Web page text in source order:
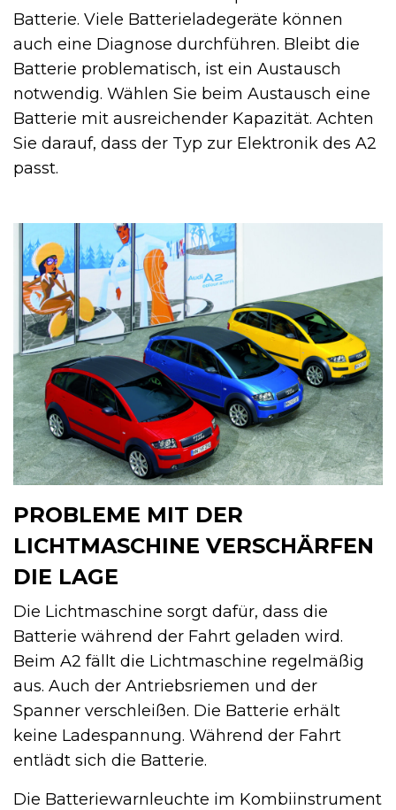
Batterie. Viele Batterieladegeräte können
auch eine Diagnose durchführen. Bleibt die
Batterie problematisch, ist ein Austausch
notwendig. Wählen Sie beim Austausch eine
Batterie mit ausreichender Kapazität. Achten
Sie darauf, dass der Typ zur Elektronik des A2
passt.
PROBLEME MIT DER
LICHTMASCHINE VERSCHÄRFEN
DIE LAGE
Die Lichtmaschine sorgt dafür, dass die
Batterie während der Fahrt geladen wird.
Beim A2 fällt die Lichtmaschine regelmäßig
aus. Auch der Antriebsriemen und der
Spanner verschleißen. Die Batterie erhält
keine Ladespannung. Während der Fahrt
entlädt sich die Batterie.
Die Batteriewarnleuchte im Kombiinstrument